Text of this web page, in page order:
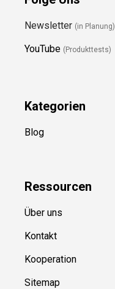
Newsletter (in Planung)
YouTube (Produkttests)
Kategorien
Blog
Ressourcen
Über uns
Kontakt
Kooperation
Sitemap